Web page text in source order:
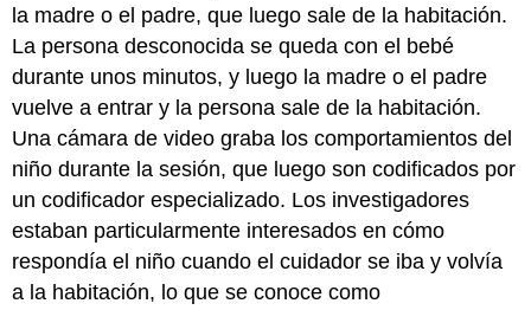
la madre o el padre, que luego sale de la habitación.
La persona desconocida se queda con el bebé
durante unos minutos, y luego la madre o el padre
vuelve a entrar y la persona sale de la habitación.
Una cámara de video graba los comportamientos del
niño durante la sesión, que luego son codificados por
un codificador especializado. Los investigadores
estaban particularmente interesados en cómo
respondía el niño cuando el cuidador se iba y volvía
a la habitación, lo que se conoce como